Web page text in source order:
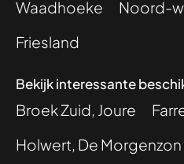
Waadhoeke
Noord-
Friesland
Bekijk interessante
Broek Zuid, Joure
Holwert, De Morgenzon